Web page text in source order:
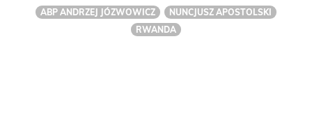
ABP ANDRZEJ JÓZWOWICZ
NUNCJUSZ APOSTOLSKI
RWANDA